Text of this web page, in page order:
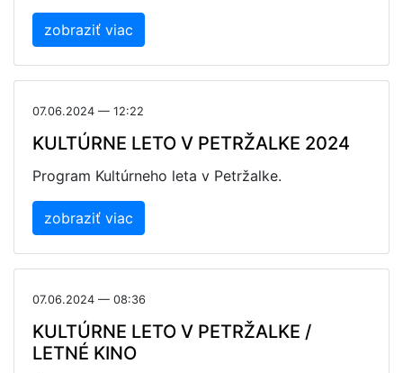
zobraziť viac
07.06.2024 — 12:22
KULTÚRNE LETO V PETRŽALKE 2024
Program Kultúrneho leta v Petržalke.
zobraziť viac
07.06.2024 — 08:36
KULTÚRNE LETO V PETRŽALKE /
LETNÉ KINO